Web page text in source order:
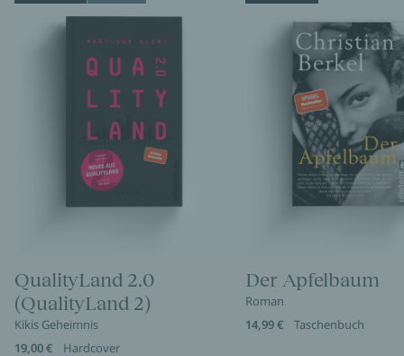
QualityLand 2.0
(QualityLand 2)
Kikis Geheimnis
19,00 €
Hardcover
Der Apfelbaum
Roman
14,99 €
Taschenbuch